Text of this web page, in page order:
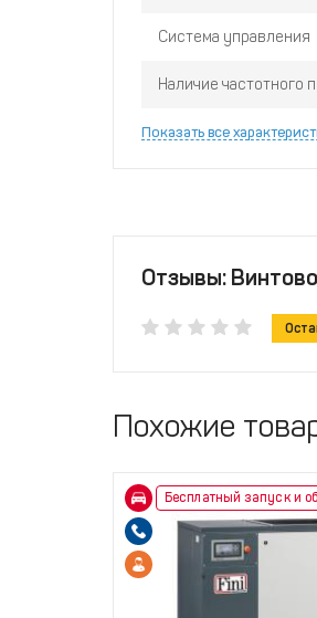
Система управления
Наличие частотного
Показать все
Отзывы:
Похожие
Бесплатный запуск и